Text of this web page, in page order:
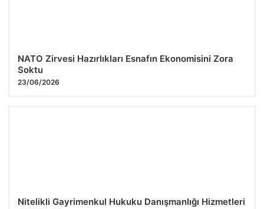
NATO Zirvesi Hazırlıkları Esnafın Ekonomisini Zora
Soktu
23/06/2026
Nitelikli Gayrimenkul Hukuku Danışmanlığı Hizmetleri